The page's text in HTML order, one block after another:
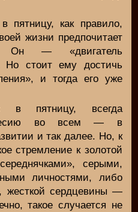
пятницу, как правило,
жизни предпочитает
Он — «двигатель
Но стоит ему достичь
и тогда его уже
в пятницу, всегда
во всем — в
и так далее. Но, к
стремление к золотой
серыми,
личностями, либо
жесткой сердцевины —
такое случается не